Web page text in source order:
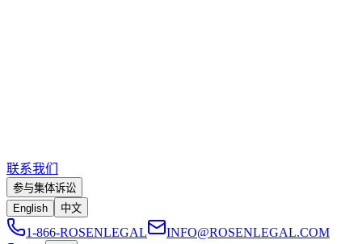
联系我们
参与集体诉讼
English
中文
1-866-ROSENLEGAL INFO@ROSENLEGAL.COM